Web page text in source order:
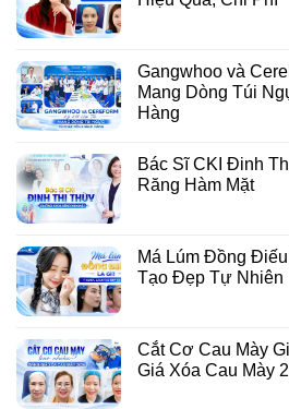
Gangwhoo và
Mang Dòng Túi
Hàng
Bác Sĩ CKI Đinh
Răng Hàm Mặt
Má Lúm Đồng
Tạo Đẹp Tự Nhiên
Cắt Cơ Cau Mày
Giá Xóa Cau Mày